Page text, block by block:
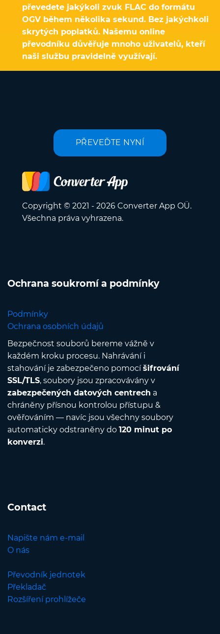
převedete jakýkoli zvuk FLAC do formátu
OGV během několika sekund. Bez jakýchkoli
skrytých poplatků. Našemu online
převodníku důvěřuje mnoho uživatelů, kteří
naši službu pravidelně využívají.
PŘEVEĎTE NYNÍ
Copyright © 2021 - 2026 Converter App OÜ.
Všechna práva vyhrazena.
Ochrana soukromí a podmínky
Podmínky
Ochrana osobních údajů
Bezpečnost souborů bereme vážně v
každém kroku procesu. Nahrávání i
stahování je zabezpečeno pomocíšifrování
SSL/TLS, soubory jsou zpracovávány v
zabezpečených datových centrech a
chráněny přísnou kontrolou přístupu &
ověřováním — navíc jsou všechny soubory
automaticky odstraněny do 120 minut po
konverzi.
Contact
Napište nám e-mail
O nás
Převodník jednotek
Překladač
Rozšíření prohlížeče